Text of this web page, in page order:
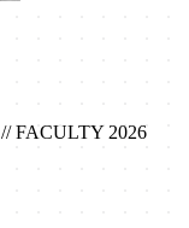
// FACULTY 2026